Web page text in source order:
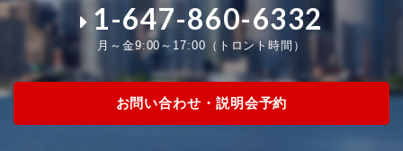
1-647-860-6332
月～金9:00～17:00（トロント時間）
お問い合わせ・説明会予約